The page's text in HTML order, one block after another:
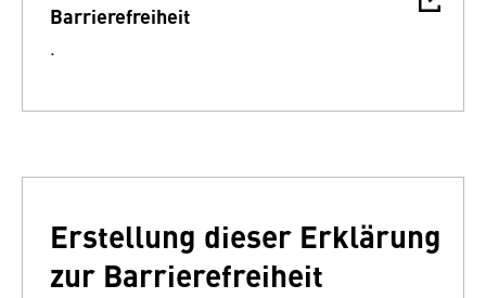
Barrierefreiheit
.
Erstellung dieser Erklärung
zur Barriere­freiheit